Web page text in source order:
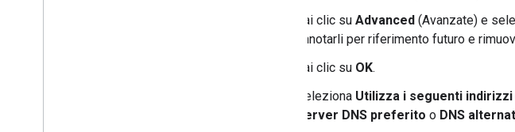
Fai clic su Advanced (Avanzate) e
annotarli per riferimento futuro e
Fai clic su OK.
Seleziona Utilizza i seguenti
Server DNS preferito o DNS